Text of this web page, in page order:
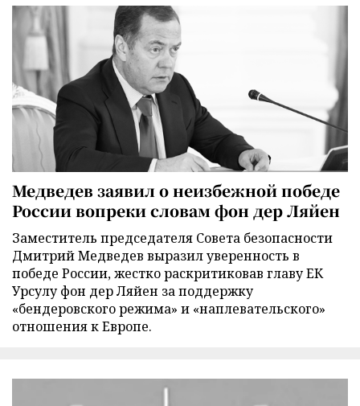
Медведев заявил о неизбежной победе
России вопреки словам фон дер Ляйен
Заместитель председателя Совета безопасности
Дмитрий Медведев выразил уверенность в
победе России, жестко раскритиковав главу ЕК
Урсулу фон дер Ляйен за поддержку
«бендеровского режима» и «наплевательского»
отношения к Европе.